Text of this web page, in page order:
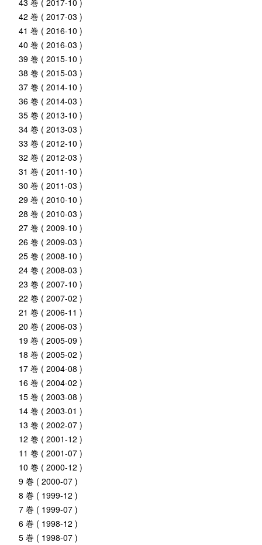
43 巻 ( 2017-10 )
42 巻 ( 2017-03 )
41 巻 ( 2016-10 )
40 巻 ( 2016-03 )
39 巻 ( 2015-10 )
38 巻 ( 2015-03 )
37 巻 ( 2014-10 )
36 巻 ( 2014-03 )
35 巻 ( 2013-10 )
34 巻 ( 2013-03 )
33 巻 ( 2012-10 )
32 巻 ( 2012-03 )
31 巻 ( 2011-10 )
30 巻 ( 2011-03 )
29 巻 ( 2010-10 )
28 巻 ( 2010-03 )
27 巻 ( 2009-10 )
26 巻 ( 2009-03 )
25 巻 ( 2008-10 )
24 巻 ( 2008-03 )
23 巻 ( 2007-10 )
22 巻 ( 2007-02 )
21 巻 ( 2006-11 )
20 巻 ( 2006-03 )
19 巻 ( 2005-09 )
18 巻 ( 2005-02 )
17 巻 ( 2004-08 )
16 巻 ( 2004-02 )
15 巻 ( 2003-08 )
14 巻 ( 2003-01 )
13 巻 ( 2002-07 )
12 巻 ( 2001-12 )
11 巻 ( 2001-07 )
10 巻 ( 2000-12 )
9 巻 ( 2000-07 )
8 巻 ( 1999-12 )
7 巻 ( 1999-07 )
6 巻 ( 1998-12 )
5 巻 ( 1998-07 )